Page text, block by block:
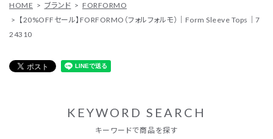
HOME ブランド
FORFORMO
【20%OFFセール】FORFORMO（フォルフォルモ）｜Form Sleeve Tops｜7
24310
KEYWORD SEARCH
キーワードで商品を探す